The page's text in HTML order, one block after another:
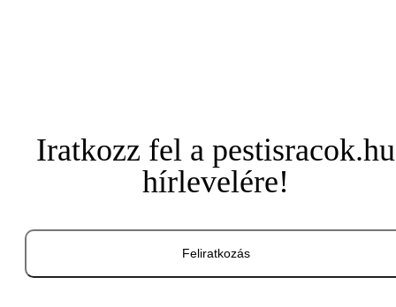
Iratkozz fel a pestisracok.hu
hírlevelére!
Feliratkozás